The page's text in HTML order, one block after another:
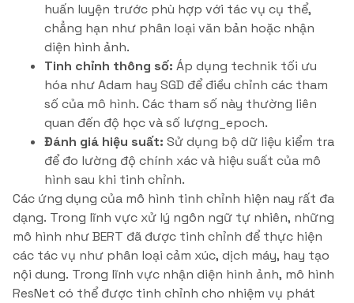
huấn luyện trước phù hợp với tác vụ cụ thể,
chẳng hạn như phân loại văn bản hoặc nhận
diện hình ảnh.
Tinh chỉnh thông số: Áp dụng technik tối ưu
hóa như Adam hay SGD để điều chỉnh các tham
số của mô hình. Các tham số này thường liên
quan đến độ học và số lượng_epoch.
Đánh giá hiệu suất: Sử dụng bộ dữ liệu kiểm tra
để đo lường độ chính xác và hiệu suất của mô
hình sau khi tinh chỉnh.
Các ứng dụng của mô hình tinh chỉnh hiện nay rất đa
dạng. Trong lĩnh vực xử lý ngôn ngữ tự nhiên, những
mô hình như BERT đã được tinh chỉnh để thực hiện
các tác vụ như phân loại cảm xúc, dịch máy, hay tạo
nội dung. Trong lĩnh vực nhận diện hình ảnh, mô hình
ResNet có thể được tinh chỉnh cho nhiệm vụ phát